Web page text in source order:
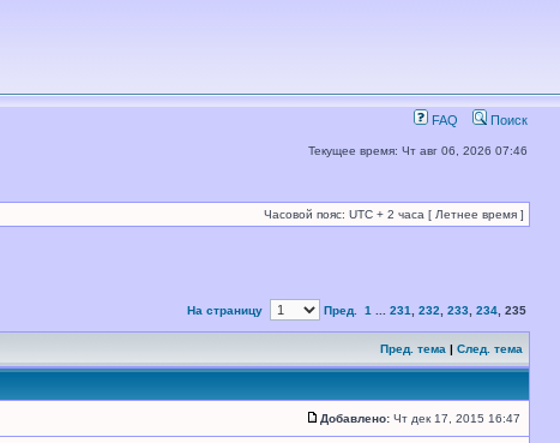
FAQ Поиск
Текущее время: Чт авг 06, 2026 07:46
Часовой пояс: UTC + 2 часа [ Летнее время ]
На страницу Пред. 1 231 232 233 234 235
Пред. тема | След. тема
Добавлено: Чт дек 17, 2015 16:47